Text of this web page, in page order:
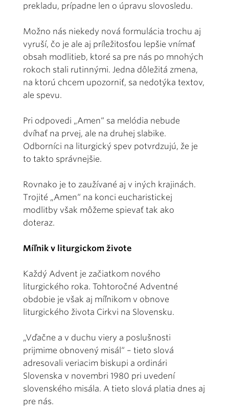
prekladu, prípadne len o úpravu slovosledu.
Možno nás niekedy nová formulácia trochu aj
vyruší, čo je ale aj príležitosťou lepšie vnímať
obsah modlitieb, ktoré sa pre nás po mnohých
rokoch stali rutinnými. Jedna dôležitá zmena,
na ktorú chcem upozorniť, sa nedotýka textov,
ale spevu.
Pri odpovedi „Amen“ sa melódia nebude
dvíhať na prvej, ale na druhej slabike.
Odborníci na liturgický spev potvrdzujú, že je
to takto správnejšie.
Rovnako je to zaužívané aj v iných krajinách.
Trojité „Amen“ na konci eucharistickej
modlitby však môžeme spievať tak ako
doteraz.
Míľnik v liturgickom živote
Každý Advent je začiatkom nového
liturgického roka. Tohtoročné Adventné
obdobie je však aj míľnikom v obnove
liturgického života Cirkvi na Slovensku.
„Vďačne a v duchu viery a poslušnosti
prijmime obnovený misál“ – tieto slová
adresovali veriacim biskupi a ordinári
Slovenska v novembri 1980 pri uvedení
slovenského misála. A tieto slová platia dnes aj
pre nás.